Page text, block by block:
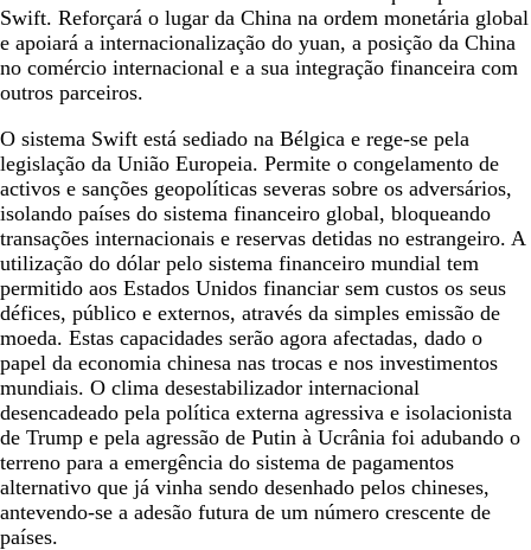
Swift. Reforçará o lugar da China na ordem monetária global
e apoiará a internacionalização do yuan, a posição da China
no comércio internacional e a sua integração financeira com
outros parceiros.
O sistema Swift está sediado na Bélgica e rege-se pela
legislação da União Europeia. Permite o congelamento de
activos e sanções geopolíticas severas sobre os adversários,
isolando países do sistema financeiro global, bloqueando
transações internacionais e reservas detidas no estrangeiro. A
utilização do dólar pelo sistema financeiro mundial tem
permitido aos Estados Unidos financiar sem custos os seus
défices, público e externos, através da simples emissão de
moeda. Estas capacidades serão agora afectadas, dado o
papel da economia chinesa nas trocas e nos investimentos
mundiais. O clima desestabilizador internacional
desencadeado pela política externa agressiva e isolacionista
de Trump e pela agressão de Putin à Ucrânia foi adubando o
terreno para a emergência do sistema de pagamentos
alternativo que já vinha sendo desenhado pelos chineses,
antevendo-se a adesão futura de um número crescente de
países.